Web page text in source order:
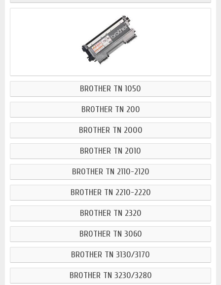
BROTHER TN 1050
BROTHER TN 200
BROTHER TN 2000
BROTHER TN 2010
BROTHER TN 2110-2120
BROTHER TN 2210-2220
BROTHER TN 2320
BROTHER TN 3060
BROTHER TN 3130/3170
BROTHER TN 3230/3280